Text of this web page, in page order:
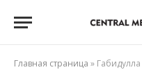
Главная страница »